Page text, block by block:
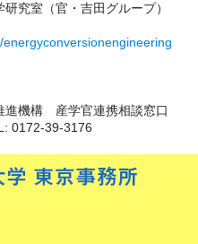
究室（官・吉田グループ）
機構 産学官連携相談窓口
0172-39-3176